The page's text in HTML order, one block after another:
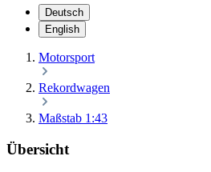
Deutsch
English
Motorsport
Rekordwagen
Maßstab 1:43
Übersicht